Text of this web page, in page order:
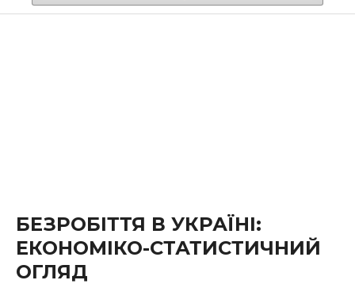
БЕЗРОБІТТЯ В УКРАЇНІ:
ЕКОНОМІКО-СТАТИСТИЧНИЙ
ОГЛЯД